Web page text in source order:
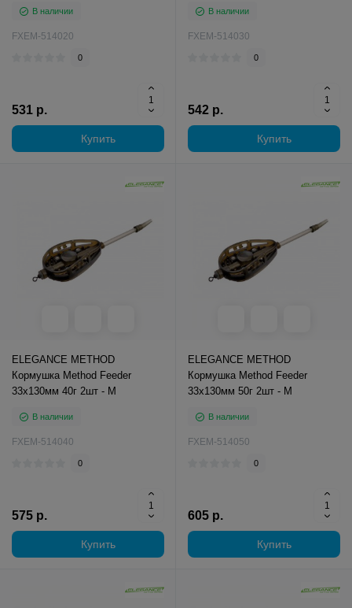
В наличии
FXEM-514020
0
531 р.
Купить
В наличии
FXEM-514030
0
542 р.
Купить
ELEGANCE METHOD
Кормушка Method Feeder
33х130мм 40г 2шт - M
В наличии
FXEM-514040
0
575 р.
Купить
ELEGANCE METHOD
Кормушка Method Feeder
33х130мм 50г 2шт - M
В наличии
FXEM-514050
0
605 р.
Купить